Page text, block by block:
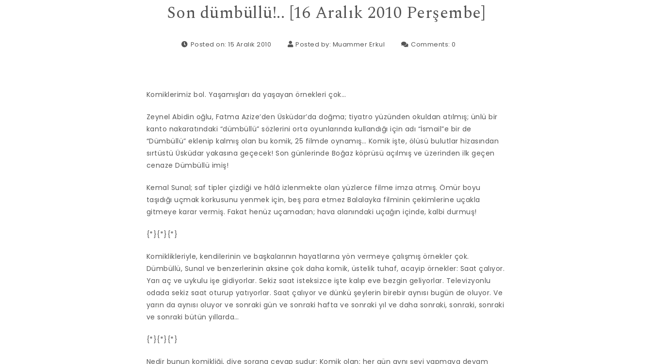
Son dümbüllü!.. [16 Aralık 2010 Perşembe]
Posted on: 15 Aralık 2010 Posted by: Muammer Erkul Comments:0
Komiklerimiz bol. Yaşamışları da yaşayan örnekleri çok…
Zeynel Abidin oğlu, Fatma Azize’den Üsküdar’da doğma; tiyatro yüzünden okuldan atılmış; ünlü bir
kanto nakaratındaki “dümbüllü” sözlerini orta oyunlarında kullandığı için adı “İsmail”e bir de
“Dümbüllü” eklenip kalmış olan bu komik, 25 filmde oynamış… Komik işte, ölüsü bulutlar hizasından
sırtüstü Üsküdar yakasına geçecek! Son günlerinde Boğaz köprüsü açılmış ve üzerinden ilk geçen
cenaze Dümbüllü imiş!
Kemal Sunal; saf tipler çizdiği ve hâlâ izlenmekte olan yüzlerce filme imza atmış. Ömür boyu
taşıdığı uçmak korkusunu yenmek için, beş para etmez Balalayka filminin çekimlerine uçakla
gitmeye karar vermiş. Fakat henüz uçamadan; hava alanındaki uçağın içinde, kalbi durmuş!
{*}{*}{*}
Komiklikleriyle, kendilerinin ve başkalarının hayatlarına yön vermeye çalışmış örnekler çok.
Dümbüllü, Sunal ve benzerlerinin aksine çok daha komik, üstelik tuhaf, acayip örnekler: Saat çalıyor.
Yarı aç ve uykulu işe gidiyorlar. Sekiz saat isteksizce işte kalıp eve bezgin geliyorlar. Televizyonlu
odada sekiz saat oturup yatıyorlar. Saat çalıyor ve dünkü şeylerin birebir aynısı bugün de oluyor. Ve
yarın da aynısı oluyor ve sonraki gün ve sonraki hafta ve sonraki yıl ve daha sonraki, sonraki, sonraki
ve sonraki bütün yıllarda…
{*}{*}{*}
Nedir bunun komikliği, diye sorana cevap şudur: Komik olan; her gün aynı şeyi yapmaya devam